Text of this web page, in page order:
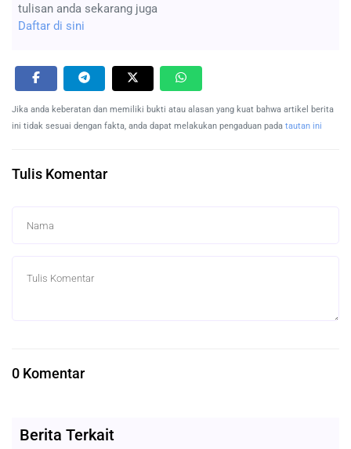
tulisan anda sekarang juga
Daftar di sini
Jika anda keberatan dan memiliki bukti atau alasan yang kuat bahwa artikel berita
ini tidak sesuai dengan fakta, anda dapat melakukan pengaduan pada tautan ini
Tulis Komentar
0 Komentar
Berita Terkait